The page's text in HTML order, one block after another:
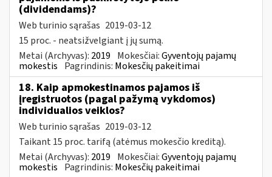
(dividendams)?
Web turinio sąrašas 2019-03-12
15 proc. - neatsižvelgiant į jų sumą.
Metai (Archyvas): 2019 Mokesčiai:Gyventojų pajamų
mokestis Pagrindinis: Mokesčių pakeitimai
18. Kaip apmokestinamos pajamos iš
įregistruotos (pagal pažymą vykdomos)
individualios veiklos?
Web turinio sąrašas 2019-03-12
Taikant 15 proc. tarifą (atėmus mokesčio kreditą).
Metai (Archyvas): 2019 Mokesčiai:Gyventojų pajamų
mokestis Pagrindinis: Mokesčių pakeitimai